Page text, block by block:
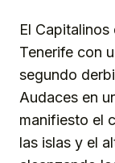
El Capitalinos
Tenerife con
segundo
Audaces en
manifiesto el
las islas y el